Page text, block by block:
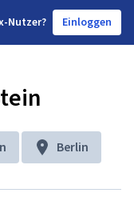
Nutzer? Einloggen
Berlin